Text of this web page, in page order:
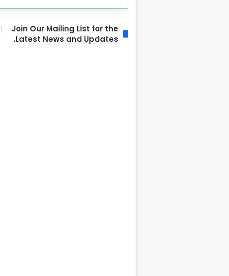
Join Our Mailing List for the
Latest News and Updates.